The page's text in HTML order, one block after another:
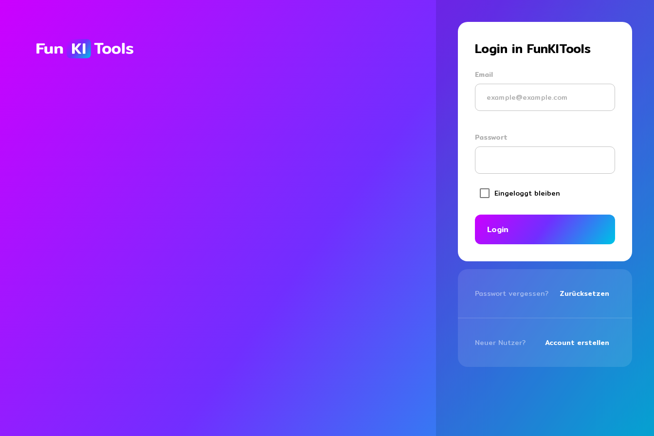
Login in FunKITools
Email
Passwort
Eingeloggt bleiben
Login
Passwort vergessen? Zurücksetzen
Neuer Nutzer? Account erstellen